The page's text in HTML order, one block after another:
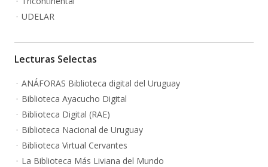
UDELAR
Lecturas Selectas
ANÁFORAS Biblioteca digital del Uruguay
Biblioteca Ayacucho Digital
Biblioteca Digital (RAE)
Biblioteca Nacional de Uruguay
Biblioteca Virtual Cervantes
La Biblioteca Más Liviana del Mundo